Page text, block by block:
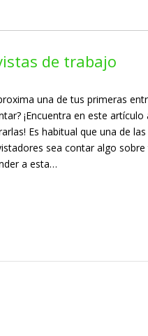
de trabajo
una de tus primeras
¡Encuentra en este
Es habitual que una de
sea contar algo
a esta…